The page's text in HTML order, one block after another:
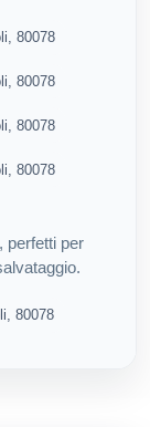
80078
80078
80078
80078
perfetti per
80078